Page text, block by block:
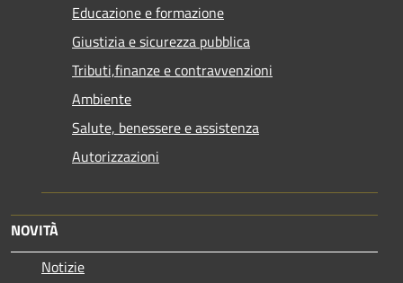
Educazione e formazione
Giustizia e sicurezza pubblica
Tributi,finanze e contravvenzioni
Ambiente
Salute, benessere e assistenza
Autorizzazioni
NOVITÀ
Notizie